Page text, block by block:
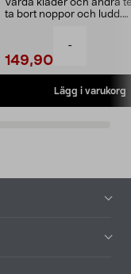
-
Vårda kläder och andra
ta bort noppor och ludd.
149,90
Lägg i varukorg